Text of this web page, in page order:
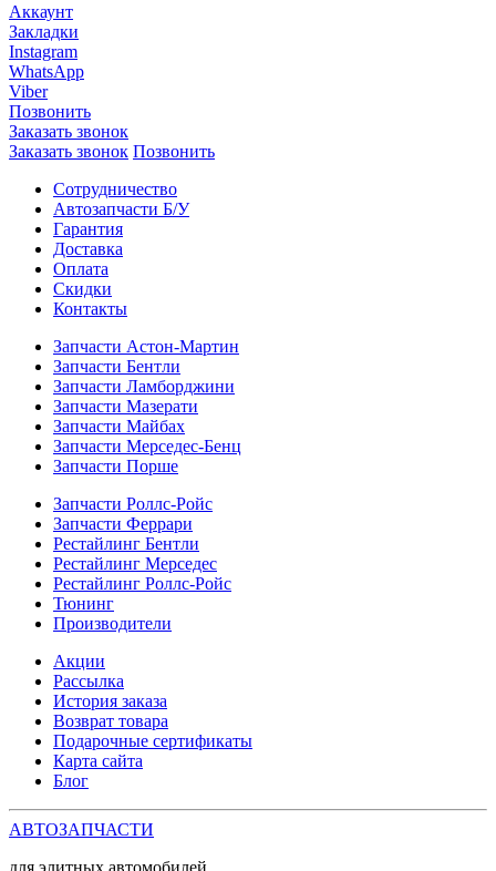
Аккаунт
Закладки
Instagram
WhatsApp
Viber
Позвонить
Заказать звонок
Заказать звонок Позвонить
Сотрудничество
Автозапчасти Б/У
Гарантия
Доставка
Оплата
Скидки
Контакты
Запчасти Астон-Мартин
Запчасти Бентли
Запчасти Ламборджини
Запчасти Мазерати
Запчасти Майбах
Запчасти Мерседес-Бенц
Запчасти Порше
Запчасти Роллс-Ройс
Запчасти Феррари
Рестайлинг Бентли
Рестайлинг Мерседес
Рестайлинг Роллс-Ройс
Тюнинг
Производители
Акции
Рассылка
История заказа
Возврат товара
Подарочные сертификаты
Карта сайта
Блог
АВТОЗАПЧАСТИ
для элитных автомобилей